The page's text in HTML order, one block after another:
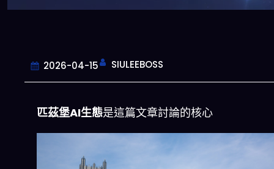
2026-04-15 SIULEEBOSS
匹茲堡AI生態是這篇文章討論的核心